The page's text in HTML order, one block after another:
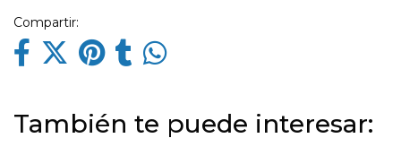
Compartir:
También te puede interesar: